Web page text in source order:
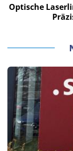
Optische